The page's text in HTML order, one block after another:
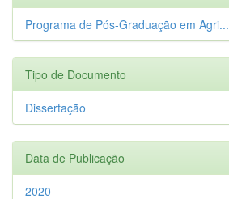
Programa de Pós-Graduação em Agri...
Tipo de Documento
Dissertação
Data de Publicação
2020